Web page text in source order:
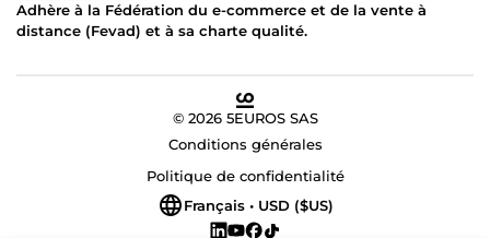
Adhère à la Fédération du e-commerce et de la vente à
distance (Fevad) et à sa charte qualité.
© 2026 5EUROS SAS
Conditions générales
Politique de confidentialité
Français • USD ($US)